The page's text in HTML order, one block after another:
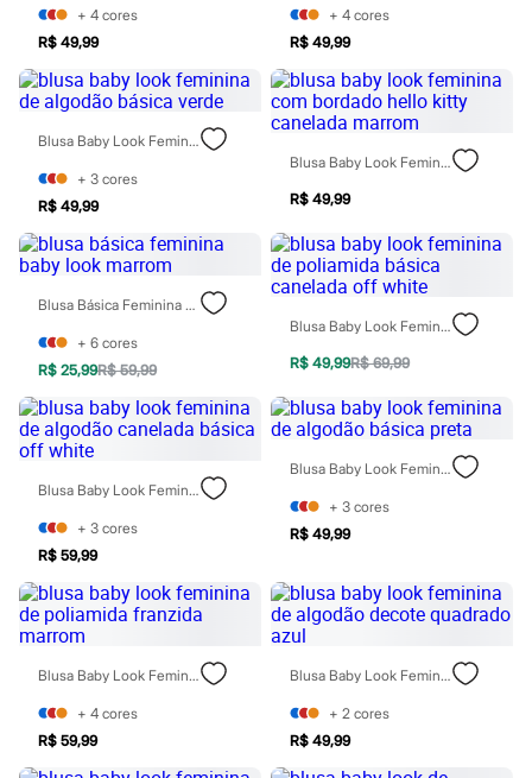
Pijamas
Moda praia
Personagens
Plus size
Blusas e Camisetas
Calças
Camisas
Casacos e Jaquetas
Jeans
Moda esportiva
Shorts e Bermudas
Todos os produtos
Infantil
Em alta
Arrumadinho para os meninos
Romântico para as meninas
Inverno
Roupas menina
0 a 24 meses
1 a 5 anos
10 a 16 anos
Roupas menino
0 a 24 meses
1 a 5 anos
4 a 12 anos
10 a 16 anos
Acessórios
Recém-nascido
Bolsas e Mochilas
Chapéus
Calçados
Botas
Chinelos
Pantufas
+ 4 cores
R$ 49,99
+ 4 cores
R$ 49,99
Blusa Baby Look Feminina De Algodão Básica Verde
+ 3 cores
R$ 49,99
Blusa Baby Look Feminina Com Bordado Hello Kitty Canelada Marrom
R$ 49,99
Blusa Básica Feminina Baby Look Marrom
+ 6 cores
R$ 25,99R$ 59,99
Blusa Baby Look Feminina De Poliamida Básica Canelada Off White
R$ 49,99R$ 69,99
Blusa Baby Look Feminina De Algodão Canelada Básica Off White
+ 3 cores
R$ 59,99
Blusa Baby Look Feminina De Algodão Básica Preta
+ 3 cores
R$ 49,99
Blusa Baby Look Feminina De Poliamida Franzida Marrom
+ 4 cores
R$ 59,99
Blusa Baby Look Feminina De Algodão Decote Quadrado Azul
+ 2 cores
R$ 49,99